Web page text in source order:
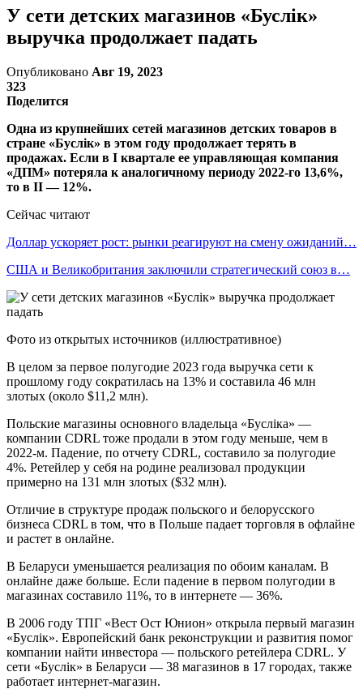
У сети детских магазинов «Буслiк»
выручка продолжает падать
Опубликовано Авг 19, 2023
323
Поделится
Одна из крупнейших сетей магазинов детских товаров в
стране «Буслiк» в этом году продолжает терять в
продажах. Если в I квартале ее управляющая компания
«ДПМ» потеряла к аналогичному периоду 2022-го 13,6%,
то в II — 12%.
Сейчас читают
Доллар ускоряет рост: рынки реагируют на смену ожиданий…
США и Великобритания заключили стратегический союз в…
Фото из открытых источников (иллюстративное)
В целом за первое полугодие 2023 года выручка сети к
прошлому году сократилась на 13% и составила 46 млн
злотых (около $11,2 млн).
Польские магазины основного владельца «Буслiка» —
компании CDRL тоже продали в этом году меньше, чем в
2022-м. Падение, по отчету CDRL, составило за полугодие
4%. Ретейлер у себя на родине реализовал продукции
примерно на 131 млн злотых ($32 млн).
Отличие в структуре продаж польского и белорусского
бизнеса CDRL в том, что в Польше падает торговля в офлайне
и растет в онлайне.
В Беларуси уменьшается реализация по обоим каналам. В
онлайне даже больше. Если падение в первом полугодии в
магазинах составило 11%, то в интернете — 36%.
В 2006 году ТПГ «Вест Ост Юнион» открыла первый магазин
«Буслiк». Европейский банк реконструкции и развития помог
компании найти инвестора — польского ретейлера CDRL. У
сети «Буслiк» в Беларуси — 38 магазинов в 17 городах, также
работает интернет-магазин.